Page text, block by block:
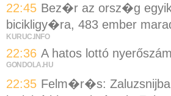
22:45 Bez�r az orsz�g
bicikligy�ra, 483 ember
KURUC.INFO
22:36 A hatos lottó
GONDOLA.HU
22:35 Felm�r�s: